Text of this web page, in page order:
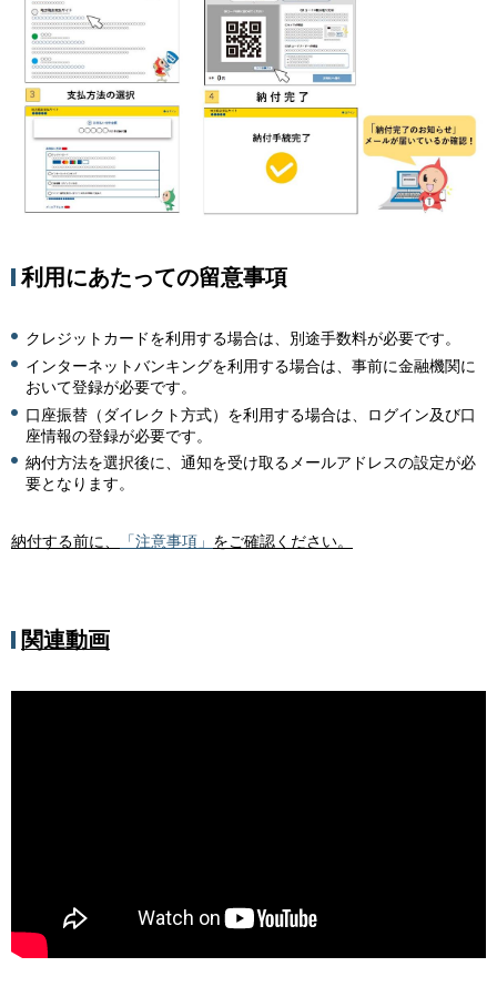
利用にあたっての留意事項
クレジットカードを利用する場合は、別途手数料が必要です。
インターネットバンキングを利用する場合は、事前に金融機関に
おいて登録が必要です。
口座振替（ダイレクト方式）を利用する場合は、ログイン及び口
座情報の登録が必要です。
納付方法を選択後に、通知を受け取るメールアドレスの設定が必
要となります。
納付する前に、 「注意事項」 をご確認ください。
関連動画